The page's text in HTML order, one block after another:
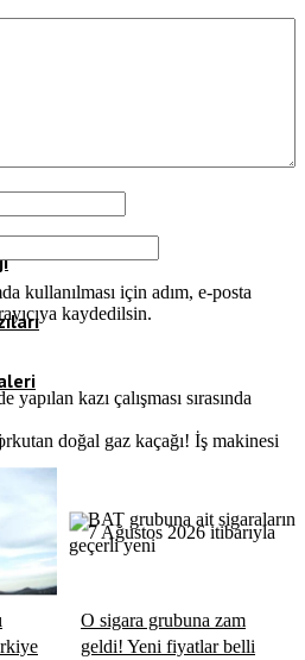
kullanılması için adım, e-posta
kaydedilsin.
doğal gaz kaçağı! İş makinesi
O sigara grubuna zam
geldi! Yeni fiyatlar belli